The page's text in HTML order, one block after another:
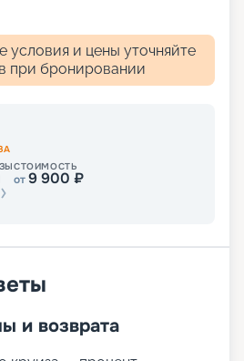
условия и цены уточняйте
при бронировании
СТОИМОСТЬ
от9 900 ₽
и возврата